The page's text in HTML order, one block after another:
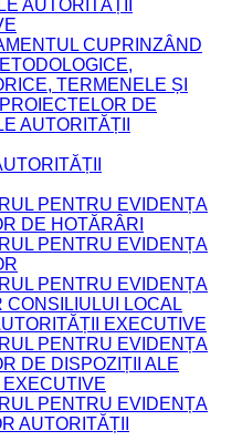
AUTORITĂȚII
CUPRINZÂND
TERMENELE ȘI
DE
AUTORITĂȚII
PENTRU EVIDENȚA
DE HOTĂRÂRI
PENTRU EVIDENȚA
PENTRU EVIDENȚA
CONSILIULUI LOCAL
EXECUTIVE
PENTRU EVIDENȚA
DE DISPOZIȚII ALE
PENTRU EVIDENȚA
AUTORITĂȚII